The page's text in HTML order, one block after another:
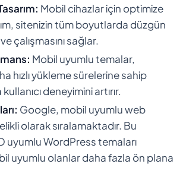
Mobil cihazlar için optimize
sitenizin tüm boyutlarda düzgün
çalışmasını sağlar.
Mobil uyumlu temalar,
hızlı yükleme sürelerine sahip
deneyimini artırır.
Google, mobil uyumlu web
olarak sıralamaktadır. Bu
uyumlu WordPress temaları
uyumlu olanlar daha fazla ön plana